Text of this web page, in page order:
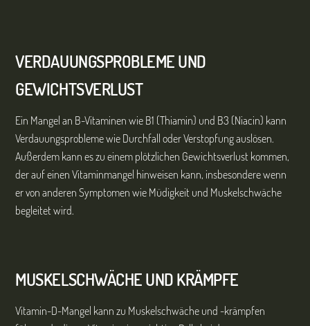
VERDAUUNGSPROBLEME UND
GEWICHTSVERLUST
Ein Mangel an B-Vitaminen wie B1 (Thiamin) und B3 (Niacin) kann
Verdauungsprobleme wie Durchfall oder Verstopfung auslösen.
Außerdem kann es zu einem plötzlichen Gewichtsverlust kommen,
der auf einen Vitaminmangel hinweisen kann, insbesondere wenn
er von anderen Symptomen wie Müdigkeit und Muskelschwäche
begleitet wird.
MUSKELSCHWÄCHE UND KRÄMPFE
Vitamin-D-Mangel kann zu Muskelschwäche und -krämpfen